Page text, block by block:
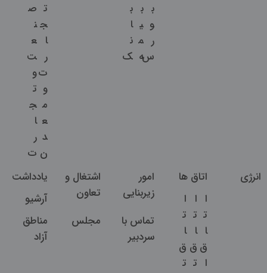
ب
و
ر
س
ب
ی
م
ه
ب
ا
ن
ک
ت
ج
ا
ر
ت
و
م
ع
د
ن
ص
ن
ع
ت
و
ت
ج
ا
ر
ت
انرژی
اتاق ها
ا
ت
ا
ق
ا
ا
ت
ا
ق
ت
ا
ت
ا
ق
ت
امور
زیربنایی
اشتغال و
تعاون
یادداشت
آرشیو
تماس با
سردبیر
مجلس
مناطق
آزاد